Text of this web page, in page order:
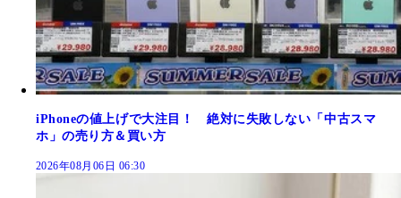
iPhoneの値上げで大注目！ 絶対に失敗しない「中古スマ
ホ」の売り方＆買い方
2026年08月06日 06:30